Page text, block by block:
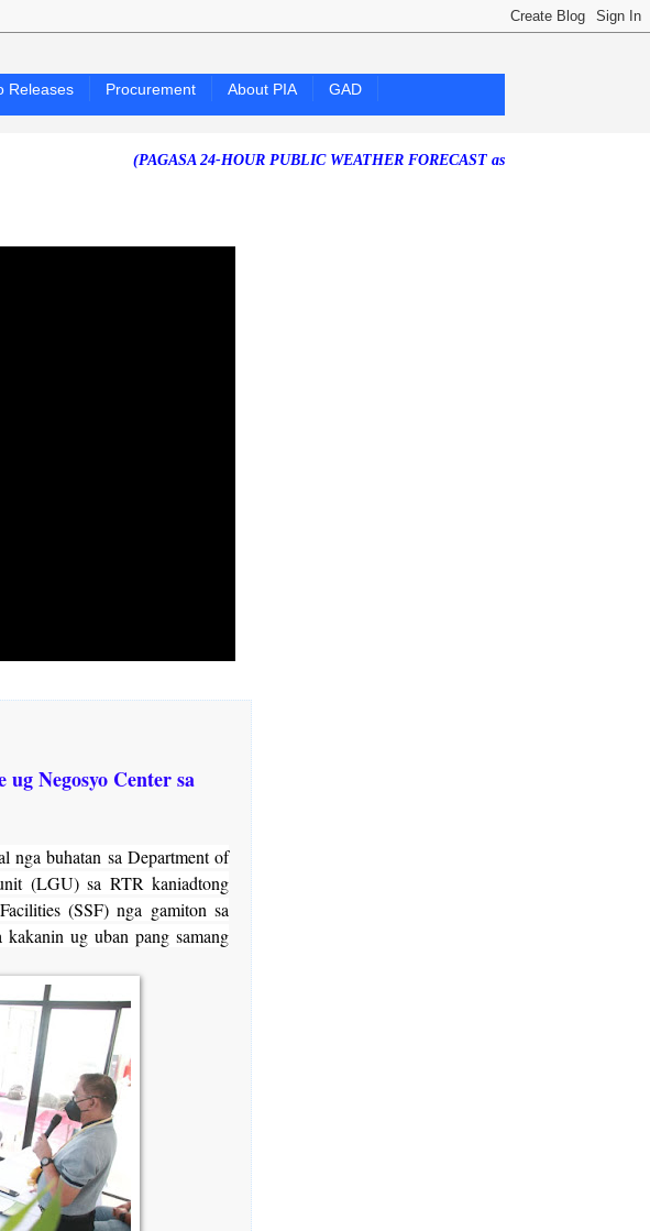
Releases Procurement About PIA
GAD
(PAGASA 24-HOUR PUBLIC WEATHER FORECAST as of Saturday, 25 July 2026)
ug Negosyo Center sa
nga buhatan sa Department of
(LGU) sa RTR kaniadtong
(SSF) nga gamiton sa
ug uban pang samang